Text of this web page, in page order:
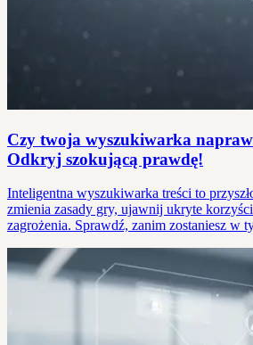
Czy twoja wyszukiwarka
Odkryj szokującą prawdę!
Inteligentna wyszukiwarka treści to
zmienia zasady gry, ujawnij ukryte
zagrożenia. Sprawdź, zanim zostaniesz w